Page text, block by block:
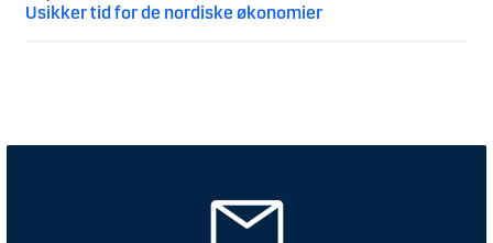
Usikker tid for de nordiske økonomier